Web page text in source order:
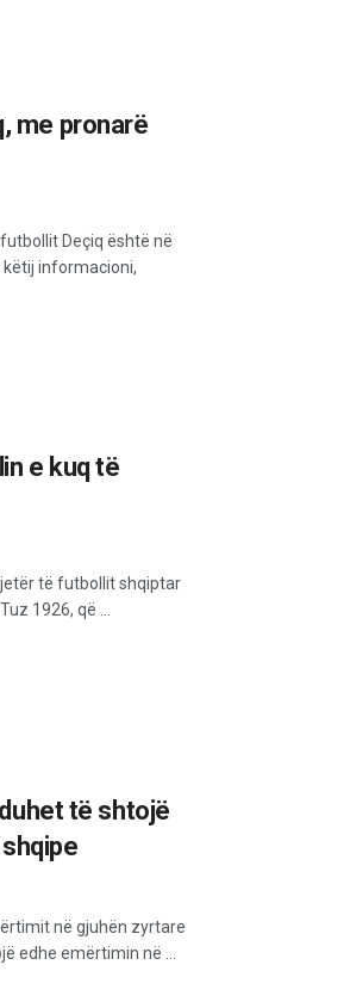
me pronarë
Deçiq është në
informacioni,
e kuq të
të futbollit shqiptar
1926, që ...
të shtojë
në gjuhën zyrtare
edhe emërtimin në ...